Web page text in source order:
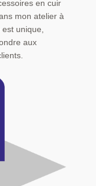
en cuir
mon atelier à
unique,
aux